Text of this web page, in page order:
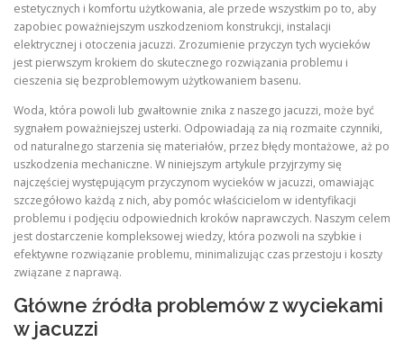
estetycznych i komfortu użytkowania, ale przede wszystkim po to, aby
zapobiec poważniejszym uszkodzeniom konstrukcji, instalacji
elektrycznej i otoczenia jacuzzi. Zrozumienie przyczyn tych wycieków
jest pierwszym krokiem do skutecznego rozwiązania problemu i
cieszenia się bezproblemowym użytkowaniem basenu.
Woda, która powoli lub gwałtownie znika z naszego jacuzzi, może być
sygnałem poważniejszej usterki. Odpowiadają za nią rozmaite czynniki,
od naturalnego starzenia się materiałów, przez błędy montażowe, aż po
uszkodzenia mechaniczne. W niniejszym artykule przyjrzymy się
najczęściej występującym przyczynom wycieków w jacuzzi, omawiając
szczegółowo każdą z nich, aby pomóc właścicielom w identyfikacji
problemu i podjęciu odpowiednich kroków naprawczych. Naszym celem
jest dostarczenie kompleksowej wiedzy, która pozwoli na szybkie i
efektywne rozwiązanie problemu, minimalizując czas przestoju i koszty
związane z naprawą.
Główne źródła problemów z wyciekami
w jacuzzi